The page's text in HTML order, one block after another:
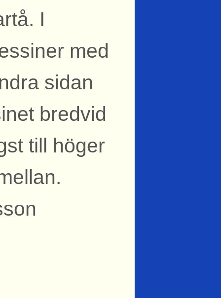
I
med
sidan
bredvid
till höger